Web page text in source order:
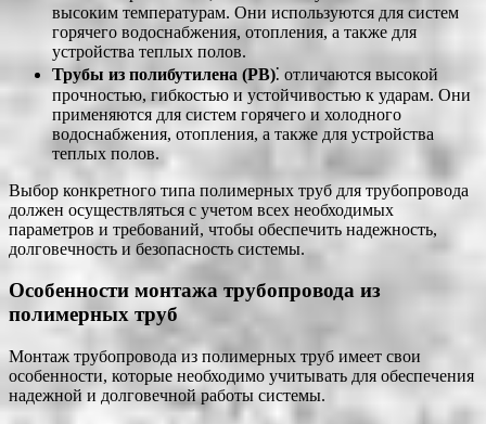
высоким температурам. Они используются для систем
горячего водоснабжения, отопления, а также для
устройства теплых полов.
Трубы из полибутилена (PB)⁚ отличаются высокой
прочностью, гибкостью и устойчивостью к ударам. Они
применяются для систем горячего и холодного
водоснабжения, отопления, а также для устройства
теплых полов.
Выбор конкретного типа полимерных труб для трубопровода
должен осуществляться с учетом всех необходимых
параметров и требований, чтобы обеспечить надежность,
долговечность и безопасность системы.
Особенности монтажа трубопровода из
полимерных труб
Монтаж трубопровода из полимерных труб имеет свои
особенности, которые необходимо учитывать для обеспечения
надежной и долговечной работы системы.